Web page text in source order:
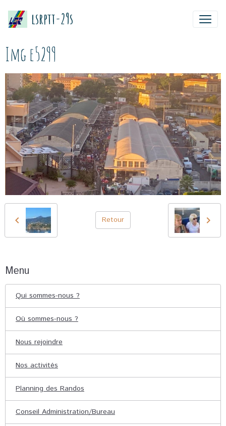
lsrptt-29s
Img e5299
Retour
Menu
Qui sommes-nous ?
Où sommes-nous ?
Nous rejoindre
Nos activités
Planning des Randos
Conseil Administration/Bureau